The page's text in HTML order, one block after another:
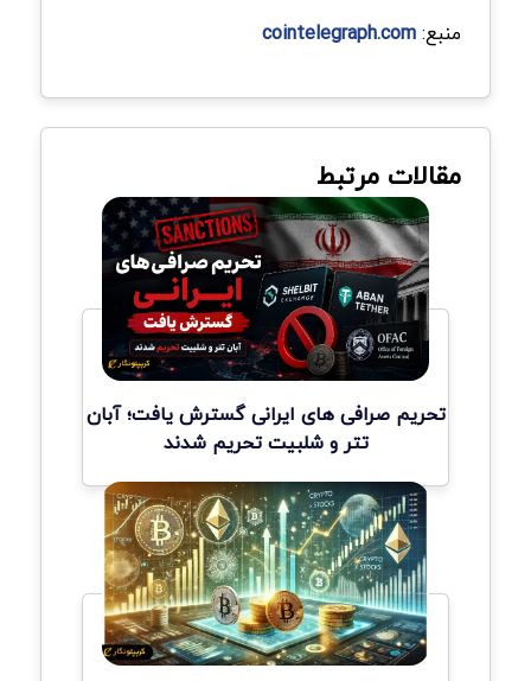
منبع:cointelegraph.com
مقالات مرتبط
تحریم صرافی های ایرانی گسترش یافت؛ آبان
تتر و شلبیت تحریم شدند